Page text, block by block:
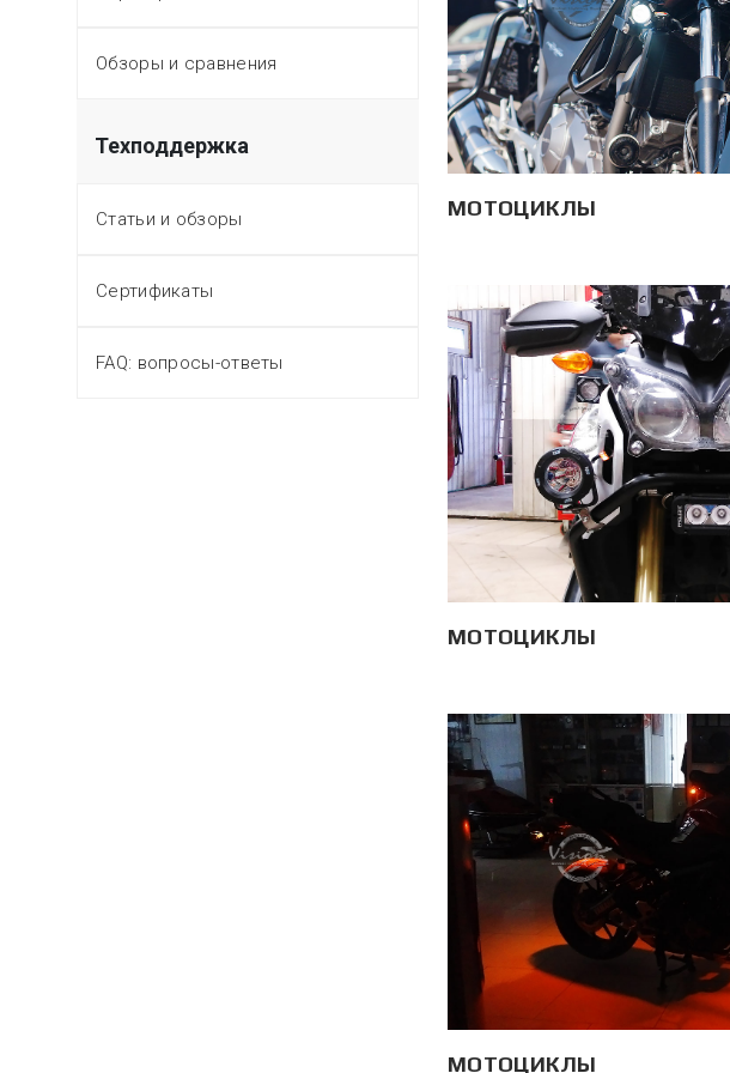
Обзоры и сравнения
Техподдержка
Статьи и обзоры
Сертификаты
FAQ: вопросы-ответы
МОТОЦИКЛЫ
МОТОЦИКЛЫ
МОТОЦИКЛЫ